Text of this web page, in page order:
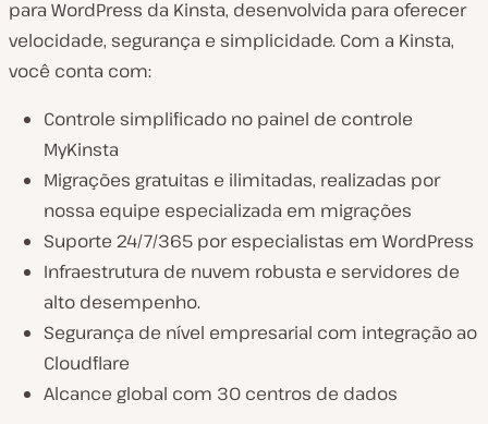
para WordPress da Kinsta, desenvolvida para oferecer
velocidade, segurança e simplicidade. Com a Kinsta,
você conta com:
Controle simplificado no painel de controle
MyKinsta
Migrações gratuitas e ilimitadas, realizadas por
nossa equipe especializada em migrações
Suporte 24/7/365 por especialistas em WordPress
Infraestrutura de nuvem robusta e servidores de
alto desempenho.
Segurança de nível empresarial com integração ao
Cloudflare
Alcance global com 30 centros de dados